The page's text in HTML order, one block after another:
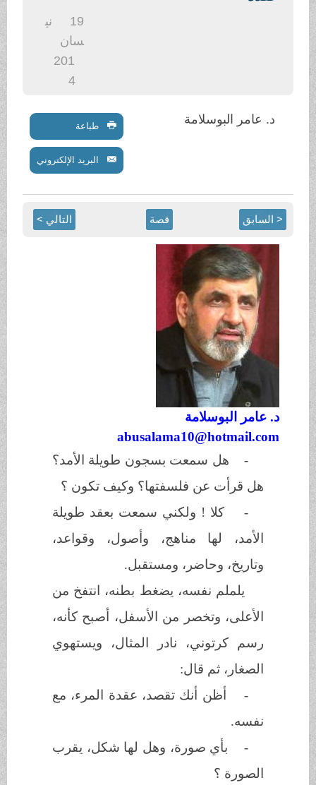
سان
201
د. عامر البوسلامة طباعة
البريد الإلكتروني
< السابق قصة التالي >
د. عامر البوسلامة
abusalama10@hotmail.com
هل سمعت بسجون طويلة الأمد؟
هل قرأت عن فلسفتها؟ وكيف تكون ؟
كلا ! ولكني سمعت بعقد طويلة
الأمد، لها مناهج، وأصول، وقواعد،
وتاريخ، وحاضر، ومستقبل.
يلملم نفسه، يضغط بطنه، انتفخ من
الأعلى، وتخصر من الأسفل، أصبح كأنه،
رسم كرتوني، نادر المثال، ويستهوي
الصغار، ثم قال:
أظن أنك تقصد، عقدة المرء، مع
نفسه.
بأي صورة، وهل لها شكل، يقرب
الصورة ؟